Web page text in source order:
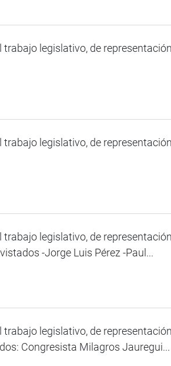
legislativo, de
legislativo, de
legislativo, de
-Jorge Luis Pérez -Paul...
legislativo, de
Congresista Milagros Jauregui...